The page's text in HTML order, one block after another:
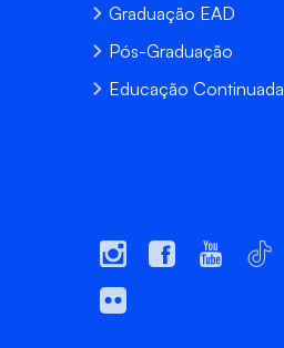
Graduação EAD
Pós-Graduação
Educação Continuada